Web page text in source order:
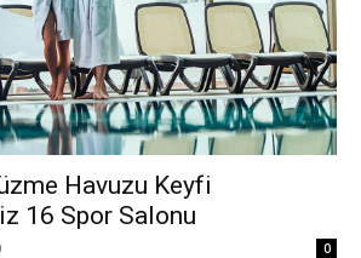
Havuzu Keyfi
16 Spor Salonu
0